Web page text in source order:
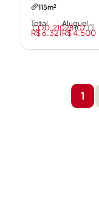
115m²
Total
R$ 6.321
Aluguel
R$ 4.500
CÓD: 21028107
1